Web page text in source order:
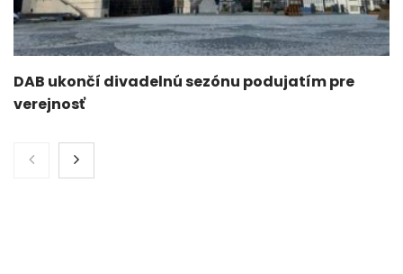
DAB ukončí divadelnú sezónu podujatím pre
verejnosť